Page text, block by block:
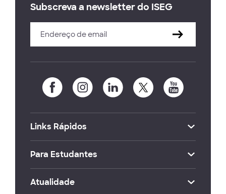
Subscreva a newsletter do ISEG
Links Rápidos
Para Estudantes
Atualidade